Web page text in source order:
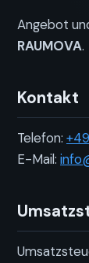
Angebot
RAUMOVA.
Kontakt
Telefon:
E-Mail: